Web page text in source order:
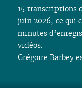
15 transcriptions
juin 2026, ce qui
minutes
vidéos.
Grégoire Barbey